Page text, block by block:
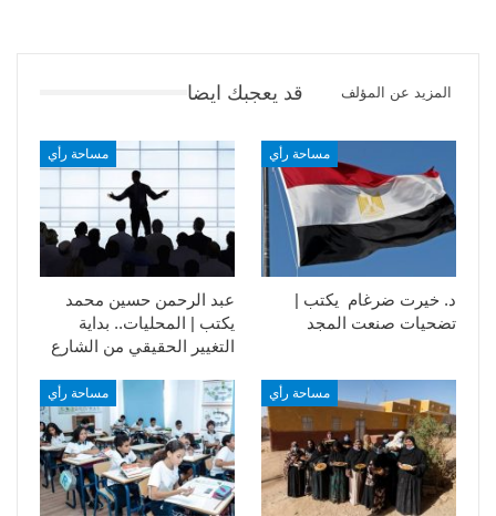
قد يعجبك ايضا المزيد عن المؤلف
مساحة رأي
عبد الرحمن حسين محمد
يكتب | المحليات.. بداية
التغيير الحقيقي من الشارع
مساحة رأي
د. خيرت ضرغام يكتب |
تضحيات صنعت المجد
مساحة رأي مساحة رأي